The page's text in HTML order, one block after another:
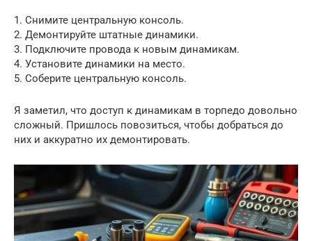
1. Снимите центральную консоль.
2. Демонтируйте штатные динамики.
3. Подключите провода к новым динамикам.
4. Установите динамики на место.
5. Соберите центральную консоль.
Я заметил, что доступ к динамикам в торпедо довольно
сложный. Пришлось повозиться, чтобы добраться до
них и аккуратно их демонтировать.